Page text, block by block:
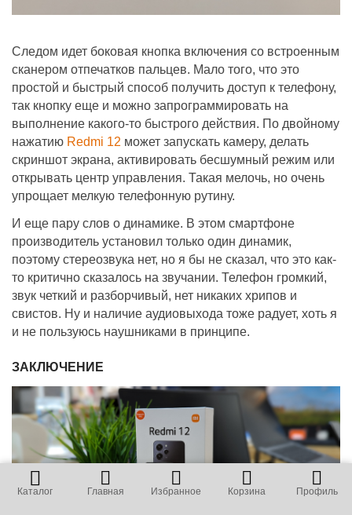
Следом идет боковая кнопка включения со встроенным
сканером отпечатков пальцев. Мало того, что это
простой и быстрый способ получить доступ к телефону,
так кнопку еще и можно запрограммировать на
выполнение какого-то быстрого действия. По двойному
нажатию Redmi 12 может запускать камеру, делать
скриншот экрана, активировать бесшумный режим или
открывать центр управления. Такая мелочь, но очень
упрощает мелкую телефонную рутину.
И еще пару слов о динамике. В этом смартфоне
производитель установил только один динамик,
поэтому стереозвука нет, но я бы не сказал, что это как-
то критично сказалось на звучании. Телефон громкий,
звук четкий и разборчивый, нет никаких хрипов и
свистов. Ну и наличие аудиовыхода тоже радует, хоть я
и не пользуюсь наушниками в принципе.
ЗАКЛЮЧЕНИЕ
Главная
Каталог Корзина
Избранное Профиль